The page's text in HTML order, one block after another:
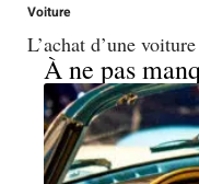
Voiture
L’achat d’une
À ne pas